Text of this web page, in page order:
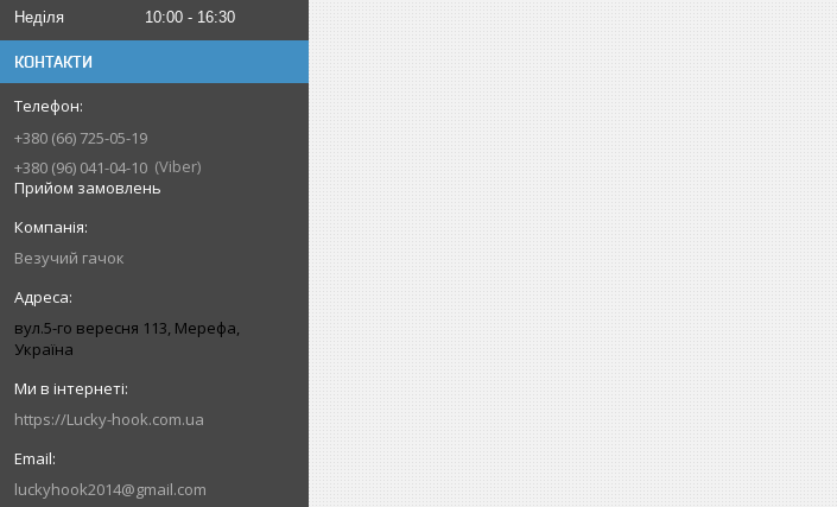
Неділя
10:00 16:30
КОНТАКТИ
+380 (66) 725-05-19
+380 (96) 041-04-10 Viber
Прийом замовлень
Везучий гачок
вул.5-го вересня 113, Мерефа,
Україна
https://Lucky-hook.com.ua
luckyhook2014@gmail.com